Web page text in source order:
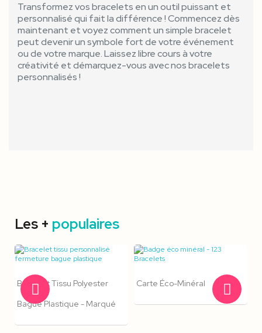
Transformez vos bracelets en un outil puissant et
personnalisé qui fait la différence ! Commencez dès
maintenant et voyez comment un simple bracelet
peut devenir un symbole fort de votre événement
ou de votre marque. Laissez libre cours à votre
créativité et démarquez-vous avec nos bracelets
personnalisés !
Les + populaires
Bracelet Tissu Polyester
Bague Plastique - Marqué
Carte Éco-Minéral